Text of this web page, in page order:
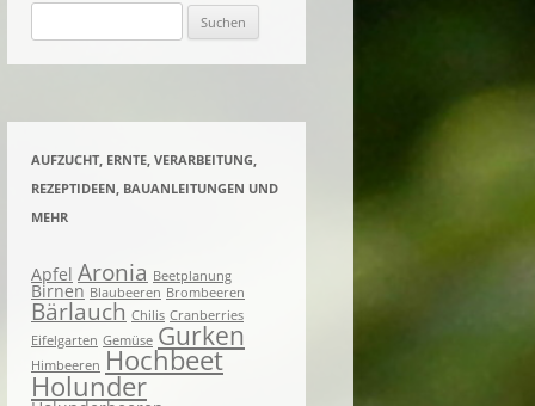
nach:
AUFZUCHT, ERNTE, VERARBEITUNG,
REZEPTIDEEN, BAUANLEITUNGEN UND
MEHR
Apfel Aronia Beetplanung
Birnen Blaubeeren Brombeeren
Bärlauch Chilis Cranberries
Eifelgarten Gemüse Gurken
Himbeeren Hochbeet
Holunder